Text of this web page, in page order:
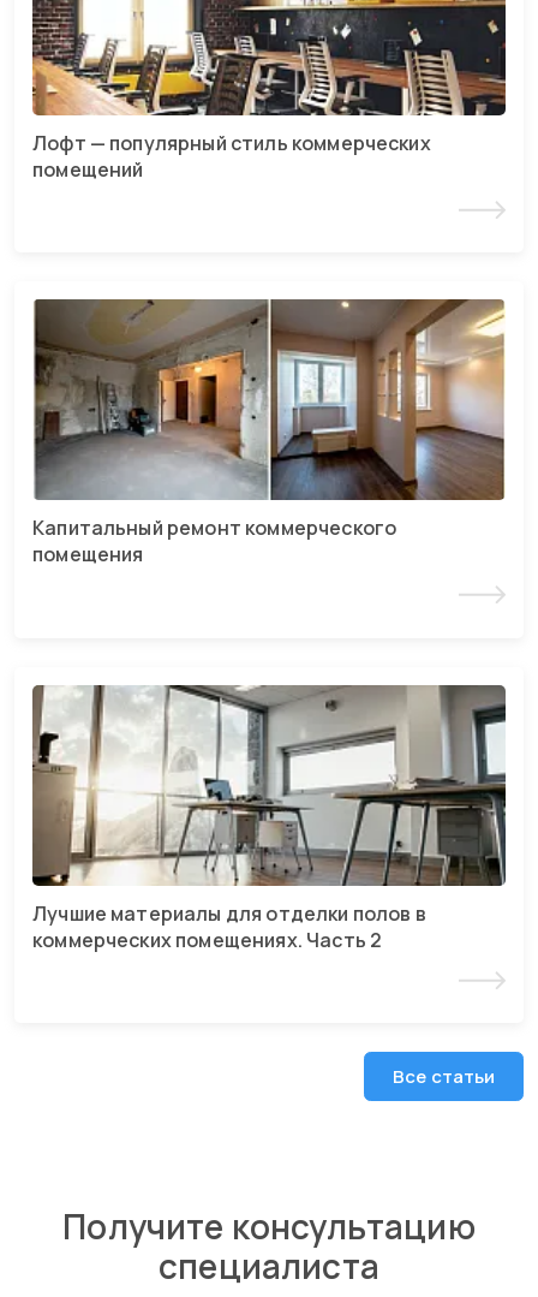
Лофт — популярный стиль коммерческих
помещений
Капитальный ремонт коммерческого
помещения
Лучшие материалы для отделки полов в
коммерческих помещениях. Часть 2
Все статьи
Получите консультацию
специалиста